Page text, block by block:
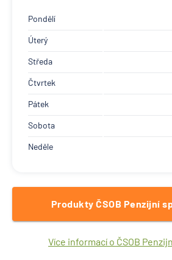
Pondělí
Úterý
Středa
Čtvrtek
Pátek
Sobota
Neděle
Produkty ČSOB Penzijní
Více informací o ČSOB